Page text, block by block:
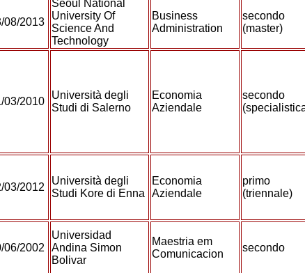
08/2013
Seoul National
University Of
Science And
Technology
Business
Administration
secondo
(master)
03/2010
Università degli
Studi di Salerno
Economia
Aziendale
secondo
03/2012
Università degli
Studi Kore di Enna
Economia
Aziendale
primo
(triennale)
06/2002
Universidad
Andina Simon
Bolivar
Maestria em
Comunicacion
secondo